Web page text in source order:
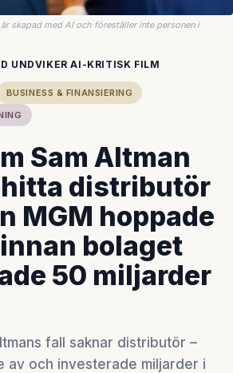
skapad med AI och föreställer inte personen i
UNDVIKER AI-KRITISK FILM
BUSINESS & FINANSIERING
Sam Altman
distributör
MGM hoppade
bolaget
50 miljarder
fall saknar distributör –
av och investerade miljarder i